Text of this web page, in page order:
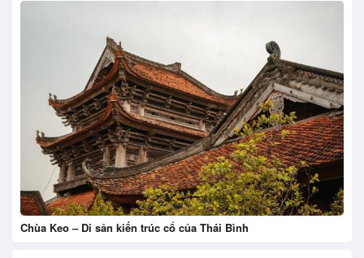
Chùa Keo – Di sản kiến trúc cổ của Thái Bình